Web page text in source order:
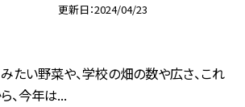
更新日 2024/04/23
たい野菜や、学校の畑の数や広さ、これ
、今年は...